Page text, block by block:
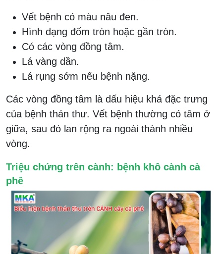
Vết bệnh có màu nâu đen.
Hình dạng đốm tròn hoặc gần tròn.
Có các vòng đồng tâm.
Lá vàng dần.
Lá rụng sớm nếu bệnh nặng.
Các vòng đồng tâm là dấu hiệu khá đặc trưng
của bệnh thán thư. Vết bệnh thường có tâm ở
giữa, sau đó lan rộng ra ngoài thành nhiều
vòng.
Triệu chứng trên cành: bệnh khô cành cà
phê